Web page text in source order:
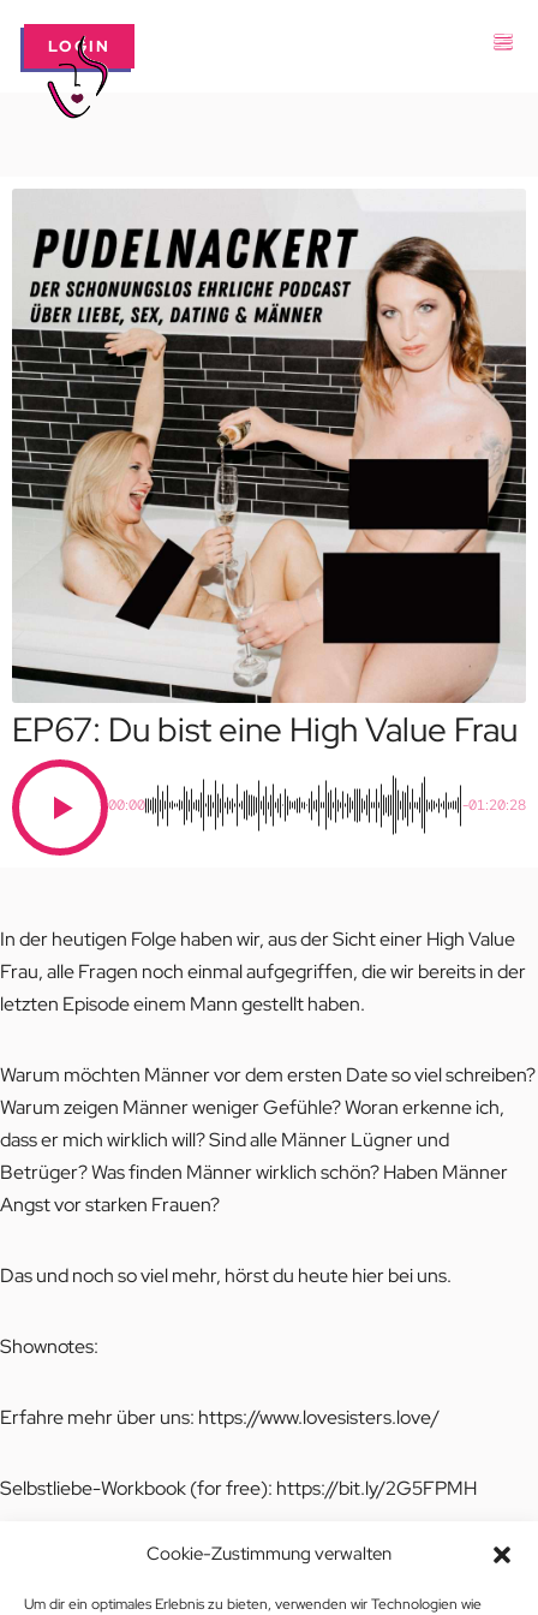
Cookie-Zustimmung verwalten
Um dir ein optimales Erlebnis zu bieten, verwenden wir Technologien wie
LOGIN
EP67: Du bist eine High Value Frau
00:00 -01:20:28
In der heutigen Folge haben wir, aus der Sicht einer High Value
Frau, alle Fragen noch einmal aufgegriffen, die wir bereits in der
letzten Episode einem Mann gestellt haben.
Warum möchten Männer vor dem ersten Date so viel schreiben?
Warum zeigen Männer weniger Gefühle? Woran erkenne ich,
dass er mich wirklich will? Sind alle Männer Lügner und
Betrüger? Was finden Männer wirklich schön? Haben Männer
Angst vor starken Frauen?
Das und noch so viel mehr, hörst du heute hier bei uns.
Shownotes:
Erfahre mehr über uns: https://www.lovesisters.love/
Selbstliebe-Workbook (for free): https://bit.ly/2G5FPMH
Workbook „Ungesunde Beziehungsmuster verstehen und